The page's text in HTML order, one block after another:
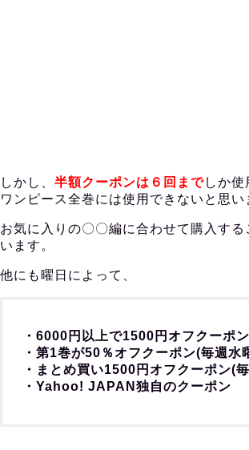
しかし、 半額クーポンは６回までしか使
ワンピース全巻には使用できないと思い
お気に入りの〇〇編に合わせて購入する
います。
他にも曜日によって、
・6000円以上で1500円オフクーポ
・第1巻が50％オフクーポン(毎週水
・まとめ買い1500円オフクーポン(
・Yahoo! JAPAN独自のクーポン